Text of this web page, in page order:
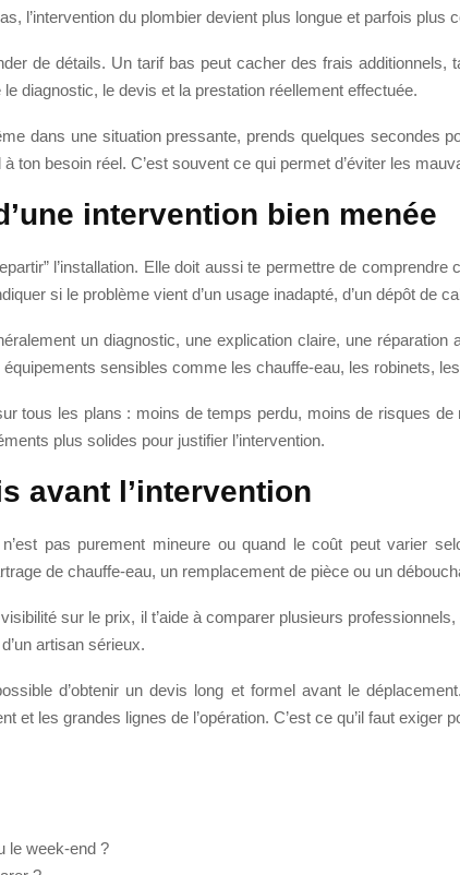
l’intervention du plombier devient plus longue et parfois plus
de détails. Un tarif bas peut cacher des frais additionnels,
diagnostic, le devis et la prestation réellement effectuée.
dans une situation pressante, prends quelques secondes
ton besoin réel. C’est souvent ce qui permet d’éviter les
intervention bien menée
l’installation. Elle doit aussi te permettre de
si le problème vient d’un usage inadapté, d’un dépôt de
un diagnostic, une explication claire, une
sensibles comme les chauffe-eau, les robinets,
tous les plans : moins de temps perdu, moins de risques
plus solides pour justifier l’intervention.
avant l’intervention
pas purement mineure ou quand le coût peut varier
de chauffe-eau, un remplacement de pièce ou un
sur le prix, il t’aide à comparer plusieurs
artisan sérieux.
d’obtenir un devis long et formel avant le
et les grandes lignes de l’opération. C’est ce qu’il faut exiger
le week-end ?